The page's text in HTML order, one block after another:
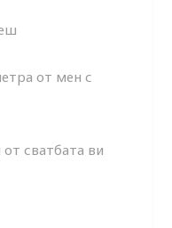
от мен с
сватбата ви